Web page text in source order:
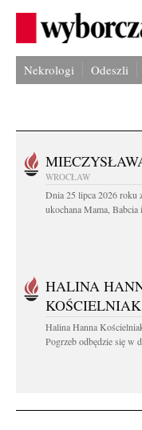
Nekrologi Odeszli
WROCŁAW
Dnia 25 lipca 2026 roku
ukochana Mama, Babcia
HALINA
KOŚCIELNIAK
Halina Hanna
Pogrzeb odbędzie się w